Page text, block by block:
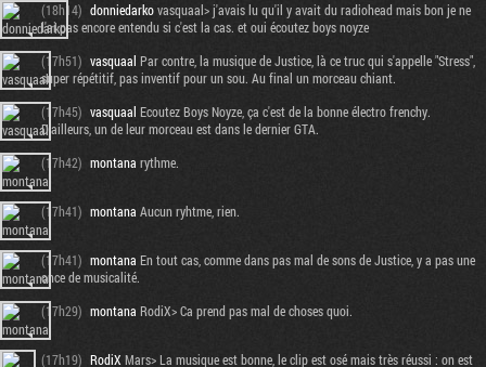
(18h14) donniedarkovasquaal> j'avais lu qu'il y avait du radiohead mais bon je ne
l'ai pas encore entendu si c'est la cas. et oui écoutez boys noyze
(17h51) vasquaal Par contre, la musique de Justice, là ce truc qui s'appelle "Stress",
super répétitif, pas inventif pour un sou. Au final un morceau chiant.
(17h45) vasquaal Ecoutez Boys Noyze, ça c'est de la bonne électro frenchy.
D'ailleurs, un de leur morceau est dans le dernier GTA.
(17h42) montana rythme.
(17h41) montana Aucun ryhtme, rien.
(17h41) montana En tout cas, comme dans pas mal de sons de Justice, y a pas une
once de musicalité.
(17h29) montana RodiX> Ca prend pas mal de choses quoi.
(17h19) RodiX Mars> La musique est bonne, le clip est osé mais très réussi : on est